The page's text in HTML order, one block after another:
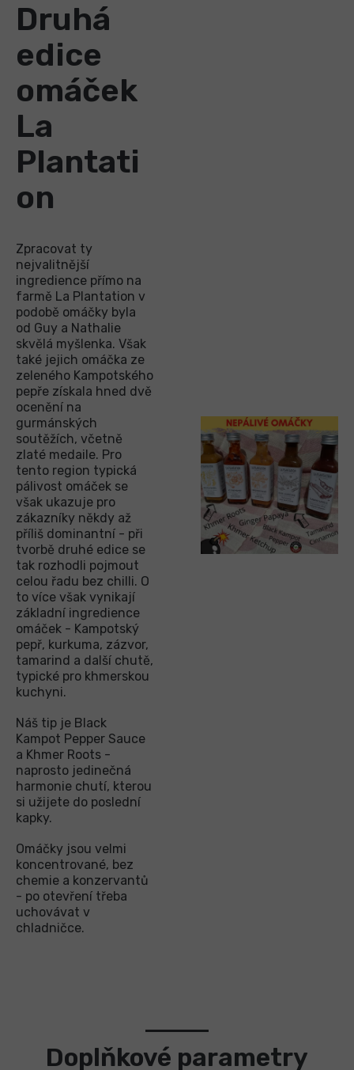
Druhá
edice
omáček
La
Plantati
on
Zpracovat ty
nejvalitnější
ingredience přímo na
farmě La Plantation v
podobě omáčky byla
od Guy a Nathalie
skvělá myšlenka. Však
také jejich omáčka ze
zeleného Kampotského
pepře získala hned dvě
ocenění na
gurmánských
soutěžích, včetně
zlaté medaile. Pro
tento region typická
pálivost omáček se
však ukazuje pro
zákazníky někdy až
příliš dominantní - při
tvorbě druhé edice se
tak rozhodli pojmout
celou řadu bez chilli. O
to více však vynikají
základní ingredience
omáček - Kampotský
pepř, kurkuma, zázvor,
tamarind a další chutě,
typické pro khmerskou
kuchyni.
Náš tip je Black
Kampot Pepper Sauce
a Khmer Roots -
naprosto jedinečná
harmonie chutí, kterou
si užijete do poslední
kapky.
Omáčky jsou velmi
koncentrované, bez
chemie a konzervantů
- po otevření třeba
uchovávat v
chladničce.
Doplňkové parametry